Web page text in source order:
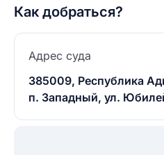
Как добраться?
Адрес суда
385009, Республика
п. Западный, ул.